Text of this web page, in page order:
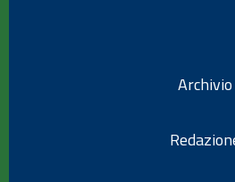
Archivio